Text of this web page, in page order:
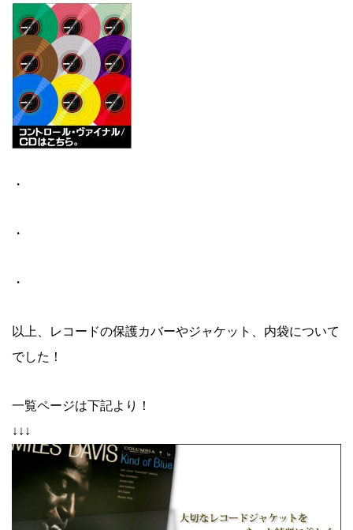
・
・
・
以上、レコードの保護カバーやジャケット、内袋について
でした！
一覧ページは下記より！
↓↓↓